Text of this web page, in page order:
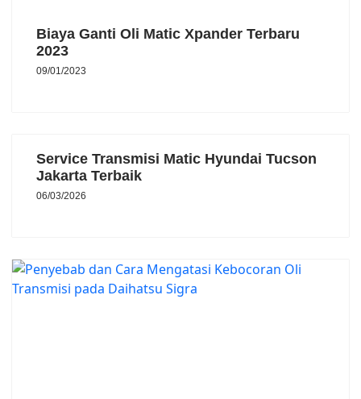
Biaya Ganti Oli Matic Xpander Terbaru
2023
09/01/2023
Service Transmisi Matic Hyundai Tucson
Jakarta Terbaik
06/03/2026